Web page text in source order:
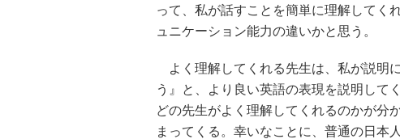
って、私が話すことを簡単に理解してく
ュニケーション能力の違いかと思う。
よく理解してくれる先生は、私が説明
う』と、より良い英語の表現を説明して
どの先生がよく理解してくれるのかが分
まってくる。幸いなことに、普通の日本